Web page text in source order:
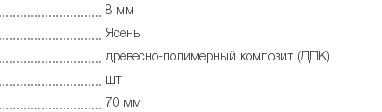
8 мм
Ясень
древесно-полимерный композит (ДПК)
шт
70 мм